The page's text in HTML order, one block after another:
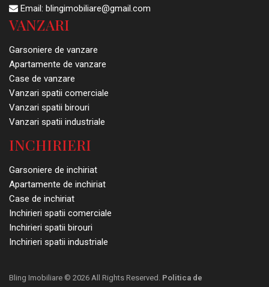
Email: blingimobiliare@gmail.com
VANZARI
Garsoniere de vanzare
Apartamente de vanzare
Case de vanzare
Vanzari spatii comerciale
Vanzari spatii birouri
Vanzari spatii industriale
INCHIRIERI
Garsoniere de inchiriat
Apartamente de inchiriat
Case de inchiriat
Inchirieri spatii comerciale
Inchirieri spatii birouri
Inchirieri spatii industriale
Bling Imobiliare © 2026 All Rights Reserved. Politica de